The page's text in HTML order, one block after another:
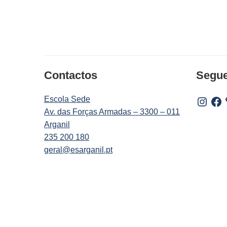
Contactos
Escola Sede
Av. das Forças Armadas – 3300 – 011
Arganil
235 200 180
geral@esarganil.pt